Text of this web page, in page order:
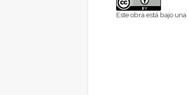
Este obra está bajo una